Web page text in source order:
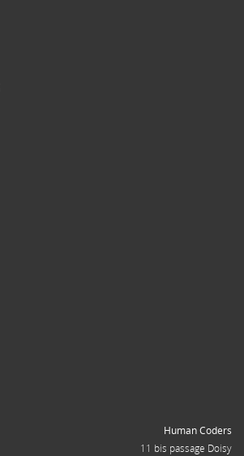
Human Coders
11 bis passage Doisy